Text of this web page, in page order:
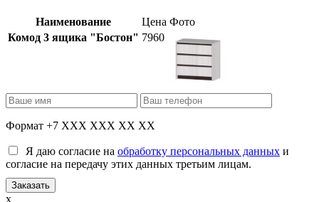
Наименование Цена Фото
Комод 3 ящика "Бостон" 7960
Формат +7 XXX XXX XX XX
Я даю согласие на обработку персональных данных и
согласие на передачу этих данных третьим лицам.
x